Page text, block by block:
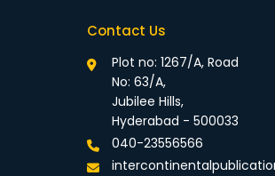
Contact Us
Plot no: 1267/A, Road
No: 63/A,
Jubilee Hills,
Hyderabad - 500033
040-23556566